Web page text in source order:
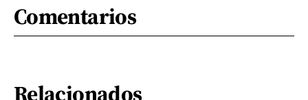
Comentarios
Relacionados